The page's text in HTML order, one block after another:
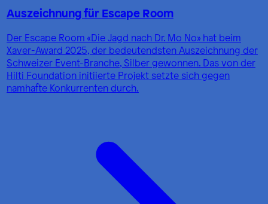
Auszeichnung für Escape Room
Der Escape Room «Die Jagd nach Dr. Mo No» hat beim
Xaver-Award 2025, der bedeutendsten Auszeichnung der
Schweizer Event-Branche, Silber gewonnen. Das von der
Hilti Foundation initiierte Projekt setzte sich gegen
namhafte Konkurrenten durch.